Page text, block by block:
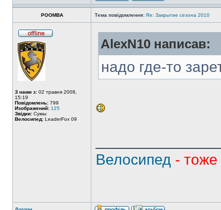
POOMBA Тема повідомлення: Re: Закрытие сезона 2010
З нами з: 02 травня 2008,
15:19
Повідомлень: 799
Изображений: 125
Звідки: Сумы
Велосипед: LeaderFox 09
AlexN10 написав:
надо где-то
Велосипед -